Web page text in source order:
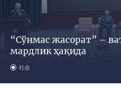
“Сўнмас жасорат” –
мардлик ҳақида
社会